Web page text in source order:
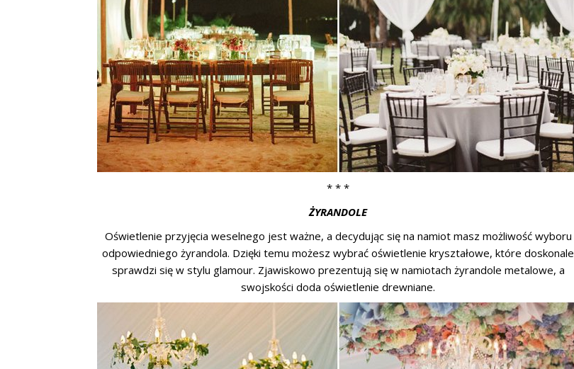
* * *
ŻYRANDOLE
Oświetlenie przyjęcia weselnego jest ważne, a decydując się na namiot masz możliwość wyboru
odpowiedniego żyrandola. Dzięki temu możesz wybrać oświetlenie kryształowe, które doskonale
sprawdzi się w stylu glamour. Zjawiskowo prezentują się w namiotach żyrandole metalowe, a
swojskości doda oświetlenie drewniane.